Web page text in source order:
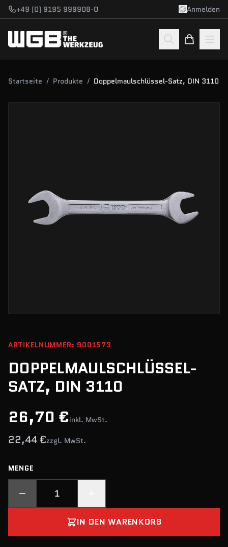
Zum Hauptinhalt springen
+49 (0) 9195 999908-0 Anmelden
Startseite / Produkte / Doppelmaulschlüssel-Satz, DIN 3110
ARTIKELNUMMER: 9001573
DOPPELMAULSCHLÜSSEL-
SATZ, DIN 3110
26,70 €inkl. MwSt.
22,44 €zzgl. MwSt.
MENGE
IN DEN WARENKORB